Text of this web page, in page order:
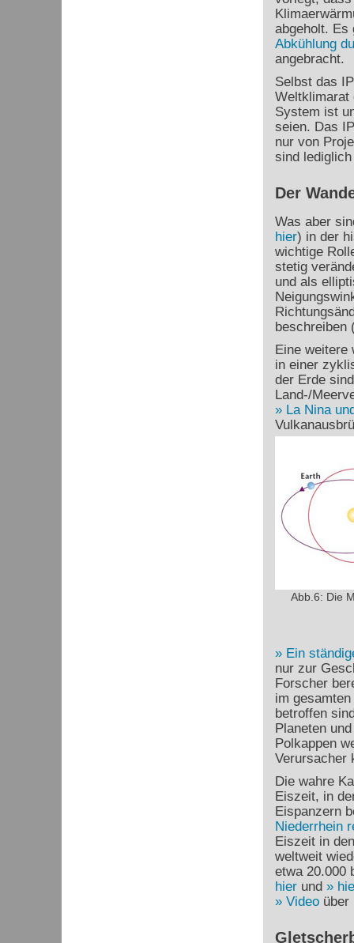
abgeholt. Es
Abkühlung
angebracht.
Selbst das
Weltklimarat
System ist
seien. Das
nur von
sind
Der
Was aber
hier) in der
wichtige
stetig
und als
beschreiben
Eine weitere
in einer
der Erde
Land-/
La Nina
Abb.6: Die
Ein
nur zur
Forscher
im
betroffen
Planeten
Polkappen
Verursacher
Die wahre
Eiszeit, in
Eispanzern
Niederrhein
Eiszeit in
weltweit
etwa 20.000
hierund
Videoüber